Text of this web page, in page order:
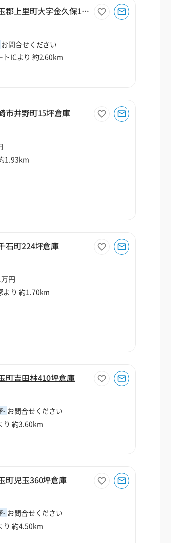
【埼玉県児玉郡上里町】児玉郡上里町大字金久保170坪倉庫
お問合せください
ICより 約2.60km
市井野町15坪倉庫
1.93km
石町224坪倉庫
円
り 約1.70km
町吉田林410坪倉庫
お問合せください
約3.60km
町児玉360坪倉庫
お問合せください
約4.50km